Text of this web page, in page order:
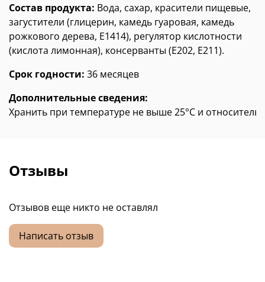
Состав продукта: Вода, сахар, красители пищевые,
загустители (глицерин, камедь гуаровая, камедь
рожкового дерева, Е1414), регулятор кислотности
(кислота лимонная), консерванты (Е202, Е211).
Срок годности: 36 месяцев
Дополнительные сведения:
Хранить при температуре не выше 25°С и
Отзывы
Отзывов еще никто не оставлял
Написать отзыв